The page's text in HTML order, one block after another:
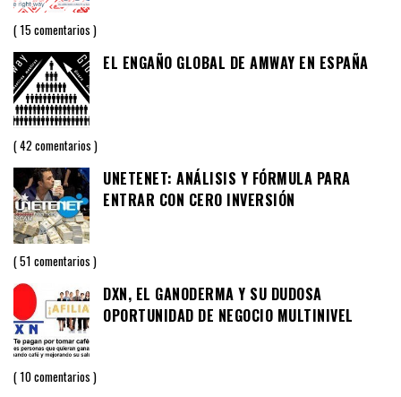
15 comentarios
EL ENGAÑO GLOBAL DE AMWAY EN ESPAÑA
42 comentarios
UNETENET: ANÁLISIS Y FÓRMULA PARA
ENTRAR CON CERO INVERSIÓN
51 comentarios
DXN, EL GANODERMA Y SU DUDOSA
OPORTUNIDAD DE NEGOCIO MULTINIVEL
10 comentarios